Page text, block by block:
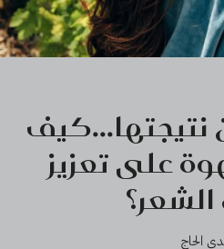
على تعزيز
الحاج